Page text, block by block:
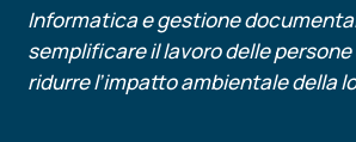
Informatica e gestione
semplificare il lavoro delle
ridurre l’impatto ambientale della